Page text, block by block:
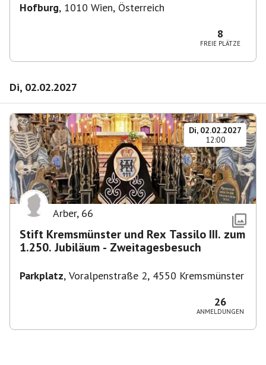
Hofburg, 1010 Wien, Österreich
8
FREIE PLÄTZE
Di, 02.02.2027
Di, 02.02.2027
12:00
Arber, 66
Stift Kremsmünster und Rex Tassilo III. zum
1.250. Jubiläum - Zweitagesbesuch
Parkplatz, Voralpenstraße 2, 4550 Kremsmünster
26
ANMELDUNGEN